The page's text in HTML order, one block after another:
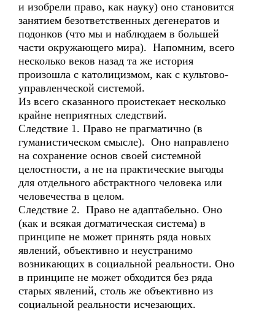
и изобрели право, как науку) оно становится
занятием безответственных дегенератов и
подонков (что мы и наблюдаем в большей
части окружающего мира). Напомним, всего
несколько веков назад та же история
произошла с католицизмом, как с культово-
управленческой системой.
Из всего сказанного проистекает несколько
крайне неприятных следствий.
Следствие 1. Право не прагматично (в
гуманистическом смысле). Оно направлено
на сохранение основ своей системной
целостности, а не на практические выгоды
для отдельного абстрактного человека или
человечества в целом.
Следствие 2. Право не адаптабельно. Оно
(как и всякая догматическая система) в
принципе не может принять ряда новых
явлений, объективно и неустранимо
возникающих в социальной реальности. Оно
в принципе не может обходится без ряда
старых явлений, столь же объективно из
социальной реальности исчезающих.